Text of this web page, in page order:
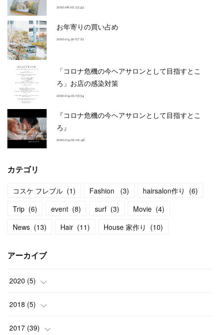
2020.06.02 23:42
お年寄りの買い占め
2020.04.30 07:12
「コロナ危機の今ヘアサロンとして目指すとこ
ろ」お店の感染対策
2020.04.02 03:34
『コロナ危機の今ヘアサロンとして目指すとこ
ろ』
2020.04.02 02:46
カテゴリ
コスケ フレブル (1) Fashion (3) hairsalon作り (6)
Trip (6) event (8) surf (3) Movie (4)
News (13) Hair (11) House 家作り (10)
アーカイブ
2020 (5)
(1
(1)
2018 (5)
(2)
2017 (39)